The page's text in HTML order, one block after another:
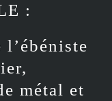
:
l’ébéniste
métal et